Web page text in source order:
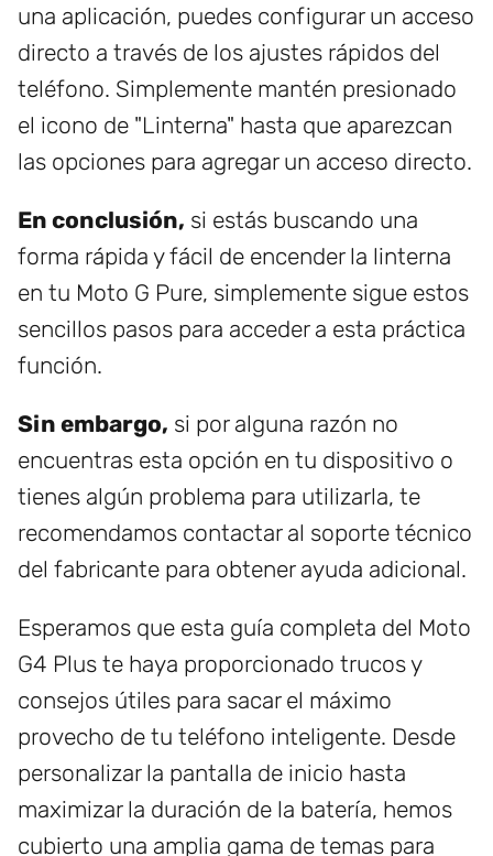
una aplicación, puedes configurar un acceso
directo a través de los ajustes rápidos del
teléfono. Simplemente mantén presionado
el icono de "Linterna" hasta que aparezcan
las opciones para agregar un acceso directo.
En conclusión, si estás buscando una
forma rápida y fácil de encender la linterna
en tu Moto G Pure, simplemente sigue estos
sencillos pasos para acceder a esta práctica
función.
Sin embargo, si por alguna razón no
encuentras esta opción en tu dispositivo o
tienes algún problema para utilizarla, te
recomendamos contactar al soporte técnico
del fabricante para obtener ayuda adicional.
Esperamos que esta guía completa del Moto
G4 Plus te haya proporcionado trucos y
consejos útiles para sacar el máximo
provecho de tu teléfono inteligente. Desde
personalizar la pantalla de inicio hasta
maximizar la duración de la batería, hemos
cubierto una amplia gama de temas para